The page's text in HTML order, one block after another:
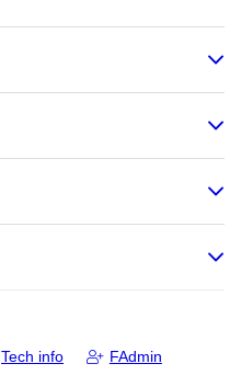
Tech info FAdmin